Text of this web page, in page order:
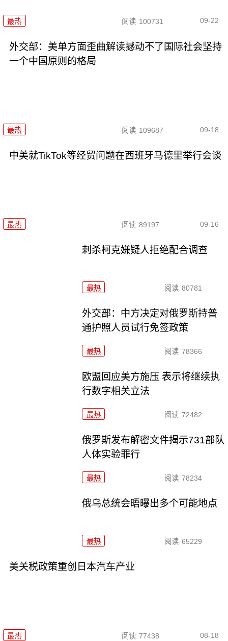
最热 阅读 100731 09-22
外交部：美单方面歪曲解读撼动不了国际社会坚持
一个中国原则的格局
最热 阅读 109687 09-18
中美就TikTok等经贸问题在西班牙马德里举行会谈
最热 阅读 89197 09-16
刺杀柯克嫌疑人拒绝配合调查
最热 阅读 80781
外交部：中方决定对俄罗斯持普
通护照人员试行免签政策
最热 阅读 78366
欧盟回应美方施压 表示将继续执
行数字相关立法
最热 阅读 72482
俄罗斯发布解密文件揭示731部队
人体实验罪行
最热 阅读 78234
俄乌总统会晤曝出多个可能地点
最热 阅读 65229
美关税政策重创日本汽车产业
最热 阅读 77438 08-18